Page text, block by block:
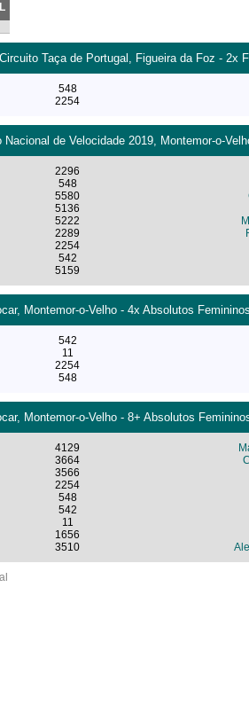
Taça de Portugal, Figueira da Foz - 2x
548
2254
Nacional de Velocidade 2019, Montemor-o-
2296
548
5580
5136
5222
2289
2254
542
5159
Montemor-o-Velho - 4x Absolutos
542
11
2254
548
Montemor-o-Velho - 8+ Absolutos
4129
3664
3566
2254
548
542
11
1656
3510